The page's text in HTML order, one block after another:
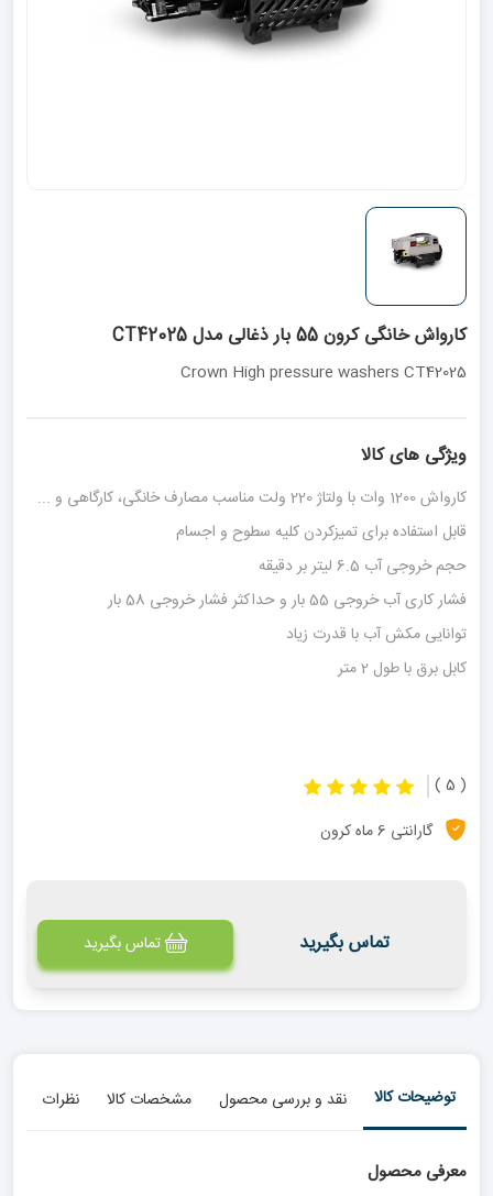
کارواش خانگی کرون 55 بار ذغالی مدل CT42025
Crown High pressure washers CT42025
ویژگی های کالا
کارواش 1200 وات با ولتاژ 220 ولت مناسب مصارف خانگی، کارگاهی و ...
قابل استفاده برای تمیزکردن کلیه سطوح و اجسام
حجم خروجی آب 6.5 لیتر بر دقیقه
فشار کاری آب خروجی 55 بار و حداکثر فشار خروجی 58 بار
توانایی مکش آب با قدرت زیاد
کابل برق با طول 2 متر
( 5 )
گارانتی 6 ماه کرون
تماس بگیرید تماس بگیرید
توضیحات کالا نقد و بررسی محصول مشخصات کالا نظرات
معرفی محصول